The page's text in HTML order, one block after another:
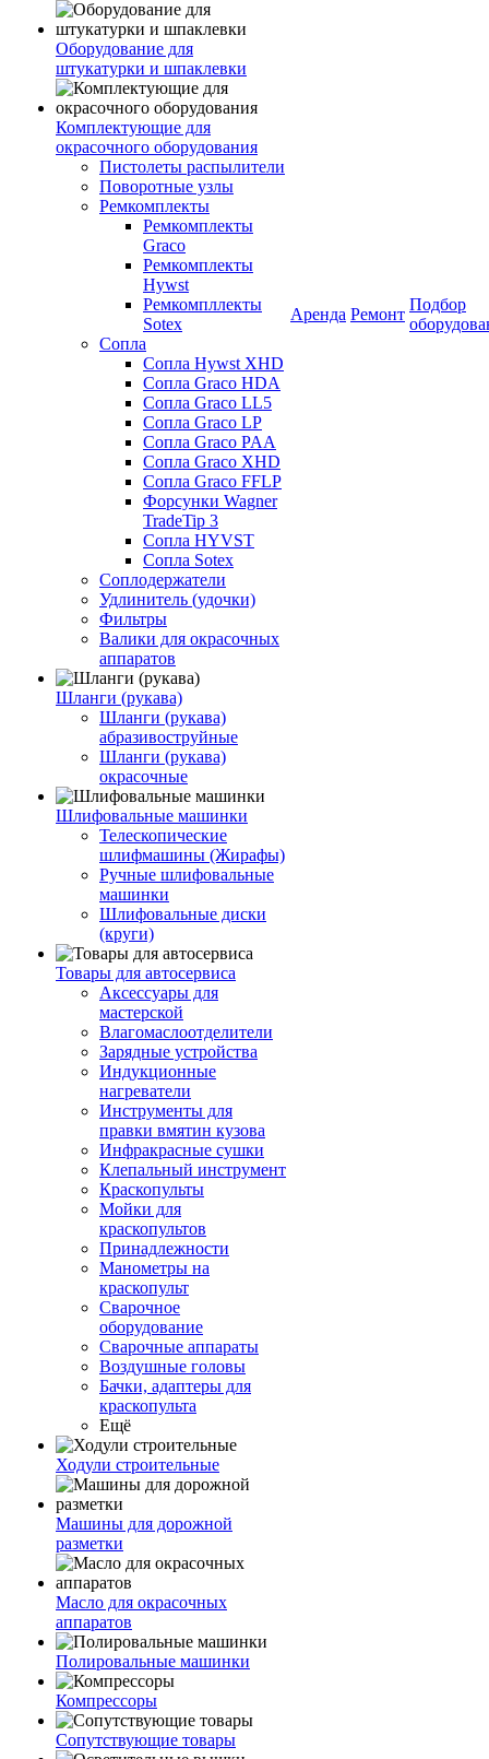
Оборудование для
штукатурки и шпаклевки
Комплектующие для
окрасочного оборудования
Пистолеты распылители
Поворотные узлы
Ремкомплекты
Ремкомплекты
Graco
Ремкомплекты
Hywst
Ремкомпллекты
Sotex
Сопла
Сопла Hywst XHD
Сопла Graco HDA
Сопла Graco LL5
Сопла Graco LP
Сопла Graco PAA
Сопла Graco XHD
Сопла Graco FFLP
Форсунки Wagner
TradeTip 3
Сопла HYVST
Сопла Sotex
Соплодержатели
Удлинитель (удочки)
Фильтры
Валики для окрасочных
аппаратов
Шланги (рукава)
Шланги (рукава)
абразивоструйные
Шланги (рукава)
окрасочные
Шлифовальные машинки
Телескопические
шлифмашины (Жирафы)
Ручные шлифовальные
машинки
Шлифовальные диски
(круги)
Товары для автосервиса
Аксессуары для
мастерской
Влагомаслоотделители
Зарядные устройства
Индукционные
нагреватели
Инструменты для
правки вмятин кузова
Инфракрасные сушки
Клепальный инструмент
Краскопульты
Мойки для
краскопультов
Принадлежности
Манометры на
краскопульт
Сварочное
оборудование
Сварочные аппараты
Воздушные головы
Бачки, адаптеры для
краскопульта
Ещё
Ходули строительные
Машины для дорожной
разметки
Масло для окрасочных
аппаратов
Полировальные машинки
Компрессоры
Сопутствующие товары
Аренда Ремонт
Подбор